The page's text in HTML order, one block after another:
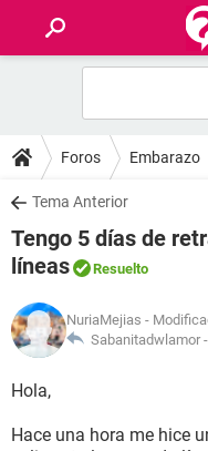
FOROS
SALUD
FAMILIA
NUTRICIÓN
SEXUALIDAD
Foros Embarazo
Tema Anterior
Tengo 5 días de
líneas
Resuelto
NuriaMejias -
Sabanitadwlamor -
Hola,
Hace una hora me hice